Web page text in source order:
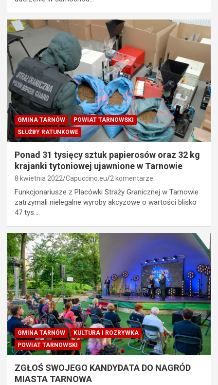
GMINA TARNÓW
POWIAT TARNOWSKI
SŁUŻBY RATUNKOWE
Ponad 31 tysięcy sztuk papierosów oraz 32 kg
krajanki tytoniowej ujawnione w Tarnowie
8 kwietnia 2022 Capuccino.eu 2 komentarze
Funkcjonariusze z Placówki Straży Granicznej w Tarnowie
zatrzymali nielegalne wyroby akcyzowe o wartości blisko
47 tys.…
GMINA TARNÓW
KULTURA I ROZRYWKA
POWIAT TARNOWSKI
ZGŁOŚ SWOJEGO KANDYDATA DO NAGRÓD
MIASTA TARNOWA